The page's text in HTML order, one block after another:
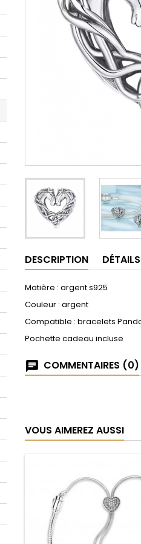
DESCRIPTION
Matière : argent s925
Couleur : argent
Compatible : bracelets
Pochette cadeau incluse
COMMENTAIRES (0)
VOUS AIMEREZ AUSSI